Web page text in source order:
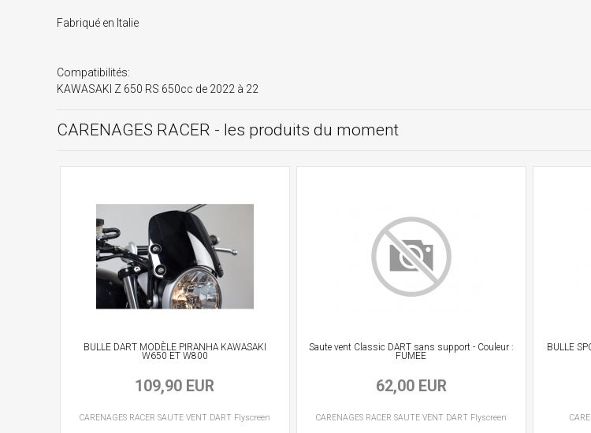
Fabriqué en Italie
Compatibilités:
KAWASAKI Z 650 RS 650cc de 2022 à 22
CARENAGES RACER - les produits du moment
BULLE DART MODÈLE PIRANHA KAWASAKI
W650 ET W800
109,90 EUR
CARENAGES RACER SAUTE VENT DART Flyscreen
Saute vent Classic DART sans support - Couleur :
FUMEE
62,00 EUR
CARENAGES RACER SAUTE VENT DART Flyscreen
BULLE